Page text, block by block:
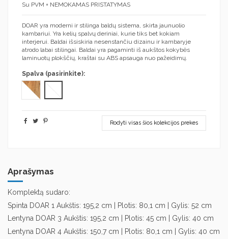
Su PVM + NEMOKAMAS PRISTATYMAS
DOAR yra moderni ir stilinga baldų sistema, skirta jaunuolio
kambariui. Yra kelių spalvų deriniai, kurie tiks bet kokiam
interjerui. Baldai išsiskiria nesenstančiu dizainu ir kambaryje
atrodo labai stilingai. Baldai yra pagaminti iš aukštos kokybės
laminuotų plokščių, kraštai su ABS apsauga nuo pažeidimų.
Spalva (pasirinkite):
Woton ąžuolas/Balta
Rodyti visas šios kolekcijos prekes
Aprašymas
Komplektą sudaro:
Spinta DOAR 1 Aukštis: 195,2 cm | Plotis: 80,1 cm | Gylis: 52 cm
Lentyna DOAR 3 Aukštis: 195,2 cm | Plotis: 45 cm | Gylis: 40 cm
Lentyna DOAR 4 Aukštis: 150,7 cm | Plotis: 80,1 cm | Gylis: 40 cm